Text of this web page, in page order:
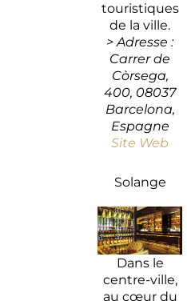
touristiques
de la ville.
> Adresse :
Carrer de
Còrsega,
400, 08037
Barcelona,
Espagne
Site Web
Solange
Dans le
centre-ville,
au cœur du